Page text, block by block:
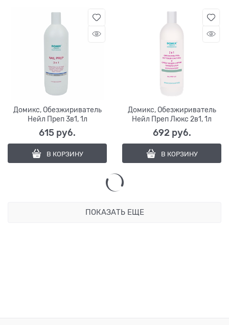
Домикс, Обезжириватель
Нейл Преп 3в1, 1л
615 руб.
В КОРЗИНУ
Домикс, Обезжириватель
Нейл Преп Люкс 2в1, 1л
692 руб.
В КОРЗИНУ
ПОКАЗАТЬ ЕЩЕ